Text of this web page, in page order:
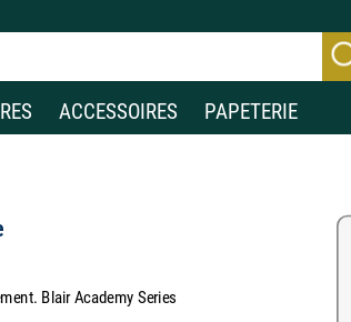
ACCESSOIRES PAPETERIE
Blair Academy Series